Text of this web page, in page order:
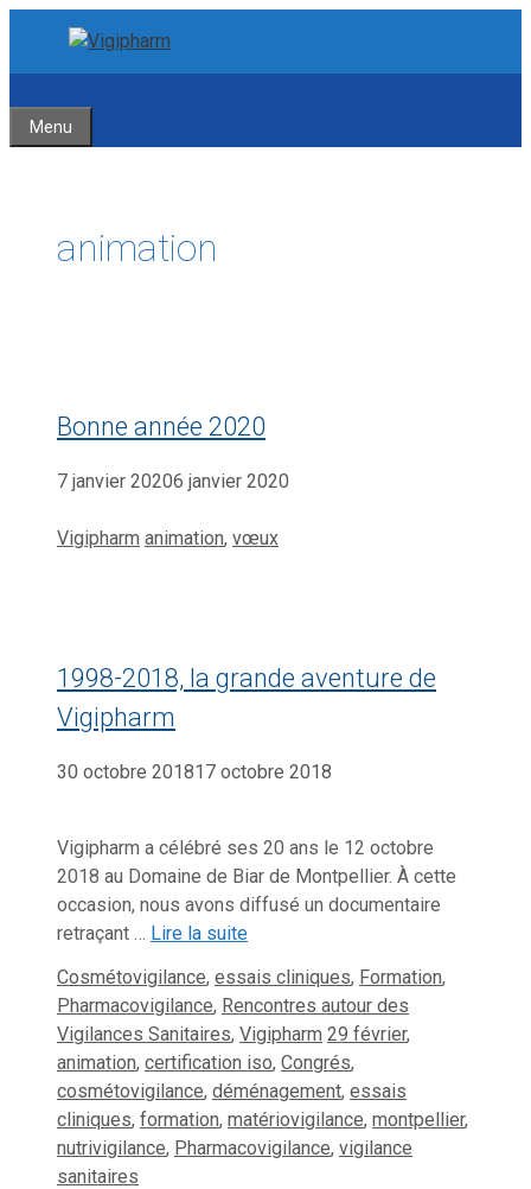
contenu
contenu
Menu
animation
Bonne année 2020
7 janvier 20206 janvier 2020
Catégories
Vigipharm Étiquettes
animation, vœux
1998-2018, la grande aventure de
Vigipharm
30 octobre 201817 octobre 2018
Vigipharm a célébré ses 20 ans le 12 octobre
2018 au Domaine de Biar de Montpellier. À cette
occasion, nous avons diffusé un documentaire
retraçant … Lire la suite
Catégories
Cosmétovigilance, essais cliniques, Formation,
Pharmacovigilance, Rencontres autour des
Vigilances Sanitaires, Vigipharm Étiquettes
29 février,
animation, certification iso, Congrés,
cosmétovigilance, déménagement, essais
cliniques, formation, matériovigilance, montpellier,
nutrivigilance, Pharmacovigilance, vigilance
sanitaires